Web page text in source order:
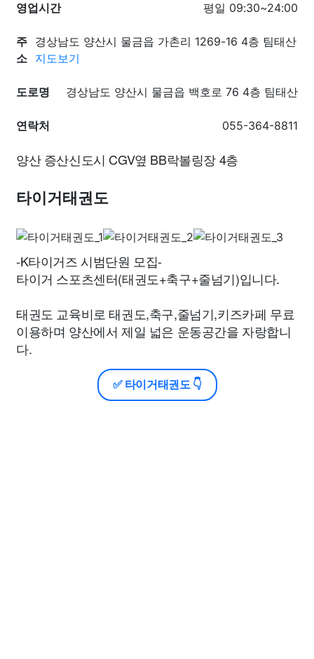
영업시간
평일 09:30~24:00
주
소
경상남도 양산시 물금읍 가촌리 1269-16 4층 팀태산
지도보기
도로명 경상남도 양산시 물금읍 백호로 76 4층 팀태산
연락처 055-364-8811
양산 증산신도시 CGV옆 BB락볼링장 4층
타이거태권도
-K타이거즈 시범단원 모집-
타이거 스포츠센터(태권도+축구+줄넘기)입니다.
태권도 교육비로 태권도,축구,줄넘기,키즈카페 무료
이용하며 양산에서 제일 넓은 운동공간을 자랑합니
다.
✅ 타이거태권도 👇